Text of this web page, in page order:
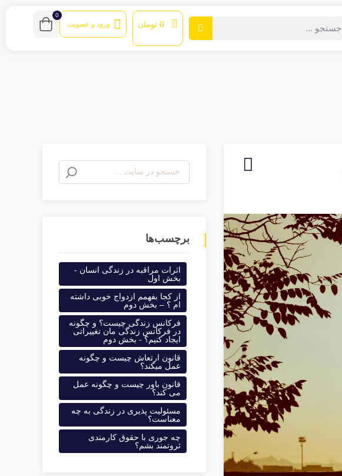
0 تومان ورود و عضویت
0
برچسب‌ها
اثرات مراقبه در زندگی انسان -
بخش اول
از کجا بفهمم ازدواج خوبی داشته
ام ؟ – بخش دوم
فرکانس زندگی چیست؟ و چگونه
در فرکانس زندگی مان تغییراتی
ایجاد کنیم؟ - بخش دوم
قانون ارتعاش چیست و چگونه
عمل میکند؟
قانون باور چیست و چگونه عمل
می کند؟
مسئولیت پذیری در زندگی به چه
معناست؟
چه جوری با حقوق کارمندی
ثروتمند بشم؟